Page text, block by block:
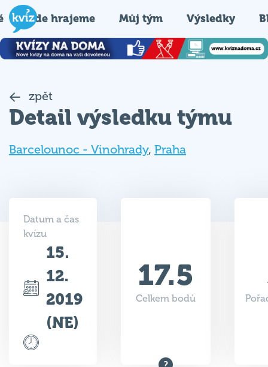
Kde hrajeme Můj tým Výsledky
zpět
Detail výsledku týmu
Barcelounoc - Vinohrady, Praha
Datum a čas
kvízu
15.
12.
2019
(NE)
17.5
Celkem bodů